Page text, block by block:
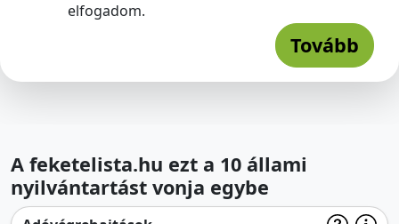
elfogadom.
Tovább
A feketelista.hu ezt a 10 állami
nyilvántartást vonja egybe